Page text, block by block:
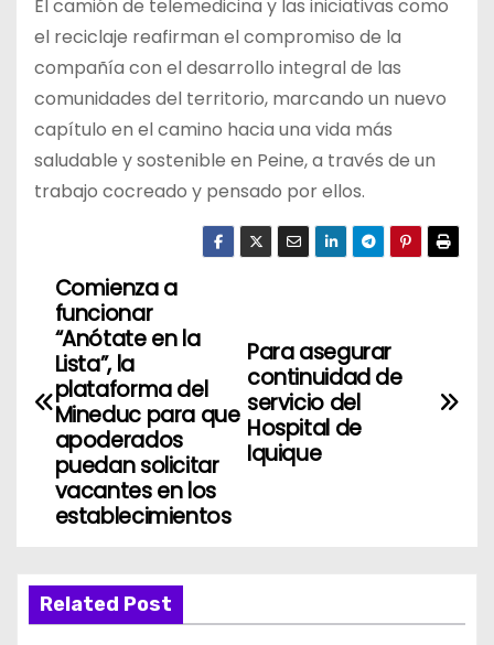
El camión de telemedicina y las iniciativas como
el reciclaje reafirman el compromiso de la
compañía con el desarrollo integral de las
comunidades del territorio, marcando un nuevo
capítulo en el camino hacia una vida más
saludable y sostenible en Peine, a través de un
trabajo cocreado y pensado por ellos.
N
v
c
i
Para asegurar
continuidad de
servicio del
Hospital de
Iquique
Comienza a
funcionar
“Anótate en la
Lista”, la
plataforma del
Mineduc para que
apoderados
puedan solicitar
vacantes en los
establecimientos
Related Post